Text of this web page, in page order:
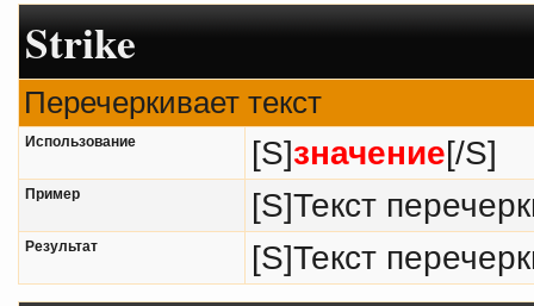
Strike
Перечеркивает текст
Использование [S]значение[/S]
Пример [S]Текст
Результат [S]Текст